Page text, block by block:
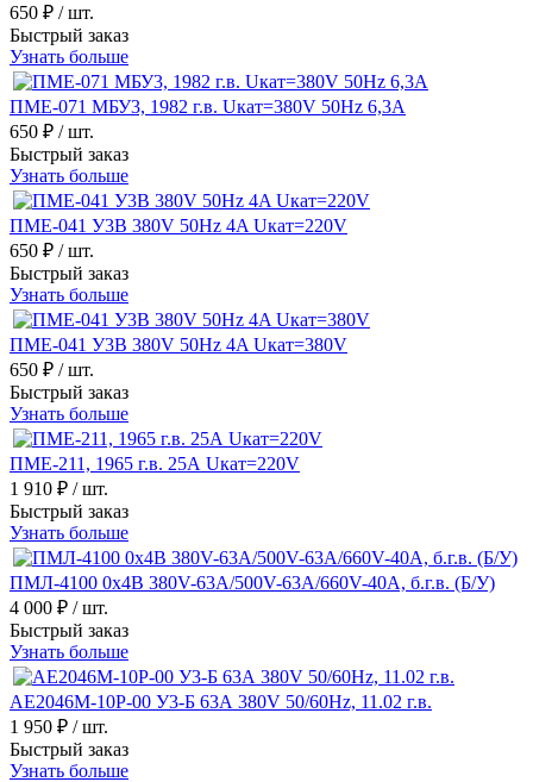
650 ₽ / шт.
Быстрый заказ
Узнать больше
ПМЕ-071 МБУ3, 1982 г.в. Uкат=380V 50Hz 6,3A
650 ₽ / шт.
Быстрый заказ
Узнать больше
ПМЕ-041 У3В 380V 50Hz 4A Uкат=220V
650 ₽ / шт.
Быстрый заказ
Узнать больше
ПМЕ-041 У3В 380V 50Hz 4A Uкат=380V
650 ₽ / шт.
Быстрый заказ
Узнать больше
ПМЕ-211, 1965 г.в. 25А Uкат=220V
1 910 ₽ / шт.
Быстрый заказ
Узнать больше
ПМЛ-4100 0х4В 380V-63A/500V-63A/660V-40A, б.г.в. (Б/У)
4 000 ₽ / шт.
Быстрый заказ
Узнать больше
АЕ2046М-10Р-00 У3-Б 63А 380V 50/60Hz, 11.02 г.в.
1 950 ₽ / шт.
Быстрый заказ
Узнать больше